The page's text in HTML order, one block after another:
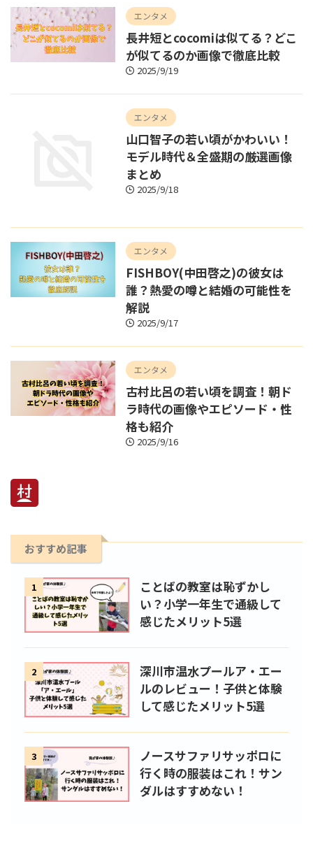
エンタメ
長井短とcocomiは似てる？どこ
が似てるのか画像で徹底比較
2025/9/19
エンタメ
山口智子の若い頃がかわいい！
モデル時代＆全盛期の厳選画像
まとめ
2025/9/18
エンタメ
FISHBOY(中田啓之)の彼女は
誰？熱愛の噂と結婚の可能性を
解説
2025/9/17
エンタメ
古村比呂の若い頃を調査！朝ド
ラ時代の画像やエピソード・性
格も紹介
2025/9/16
おすすめ記事
1
ことばの教室は恥ずかし
い？小学一年生で通級して
感じたメリット5選
2
深川市温水プールア・エー
ルのレビュー！子供と体験
して感じたメリット5選
3
ノースサファリサッポロに
行く時の服装はこれ！サン
ダルはすすめない！